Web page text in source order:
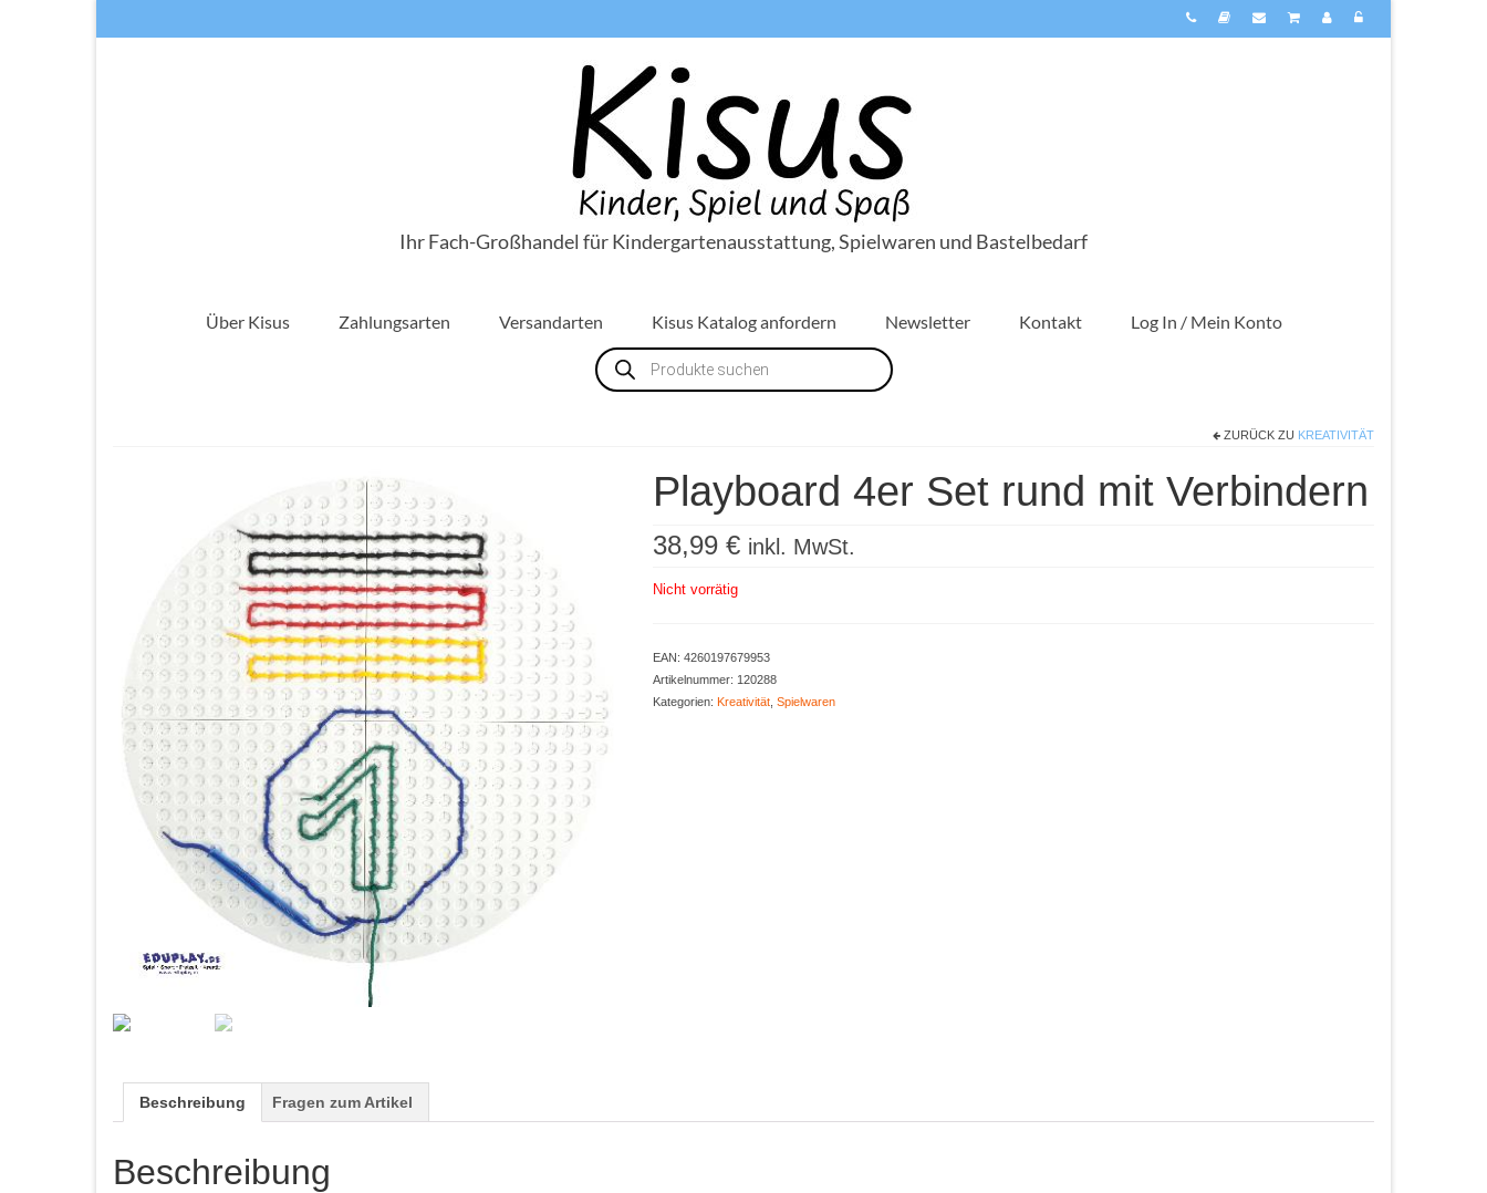
Ihr Fach-Großhandel für Kindergartenausstattung, Spielwaren und Bastelbedarf
Über Kisus Zahlungsarten Versandarten Kisus Katalog anfordern Newsletter Kontakt Log In / Mein Konto
Products
search
ZURÜCK ZU KREATIVITÄT
Playboard 4er Set rund mit Verbindern
38,99 € inkl. MwSt.
Nicht vorrätig
EAN: 4260197679953
Artikelnummer: 120288
Kategorien: Kreativität, Spielwaren
Beschreibung Fragen zum Artikel
Beschreibung